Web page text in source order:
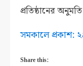
প্রতিষ্ঠানের
সমকালে প্রকাশ:
Share this: